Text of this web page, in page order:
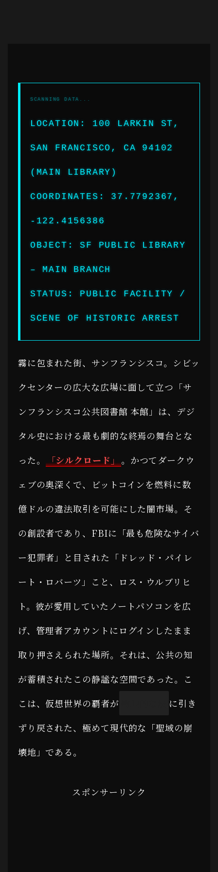
LOCATION: 100 LARKIN ST,
SAN FRANCISCO, CA 94102
(MAIN LIBRARY)
COORDINATES: 37.7792367,
-122.4156386
OBJECT: SF PUBLIC LIBRARY
– MAIN BRANCH
STATUS: PUBLIC FACILITY /
SCENE OF HISTORIC ARREST
霧に包まれた街、サンフランシスコ。シビッ
クセンターの広大な広場に面して立つ「サ
ンフランシスコ公共図書館 本館」は、デジ
タル史における最も劇的な終焉の舞台とな
った。
「シルクロード」
。かつてダークウ
ェブの奥深くで、ビットコインを燃料に数
億ドルの違法取引を可能にした闇市場。そ
の創設者であり、FBIに「最も危険なサイバ
ー犯罪者」と目された「ドレッド・パイレ
ート・ロバーツ」こと、ロス・ウルブリヒ
ト。彼が愛用していたノートパソコンを広
げ、管理者アカウントにログインしたまま
取り押さえられた場所。それは、公共の知
が蓄積されたこの静謐な空間であった。こ
こは、仮想世界の覇者が
に引き
ずり戻された、極めて現代的な「聖域の崩
壊地」である。
スポンサーリンク